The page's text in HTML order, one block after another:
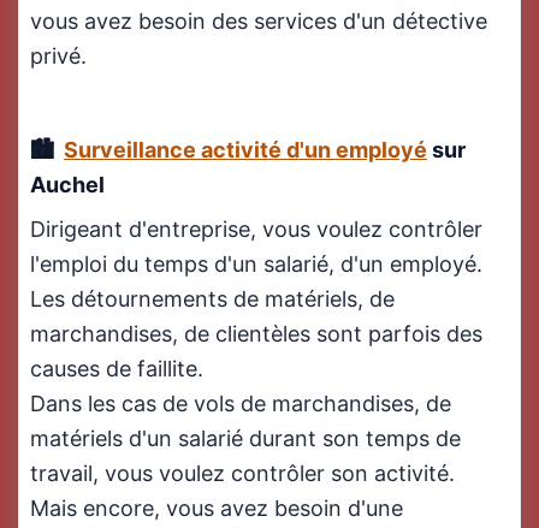
vous avez besoin des services d'un détective
privé.
Surveillance activité d'un employé sur
Auchel
Dirigeant d'entreprise, vous voulez contrôler
l'emploi du temps d'un salarié, d'un employé.
Les détournements de matériels, de
marchandises, de clientèles sont parfois des
causes de faillite.
Dans les cas de vols de marchandises, de
matériels d'un salarié durant son temps de
travail, vous voulez contrôler son activité.
Mais encore, vous avez besoin d'une